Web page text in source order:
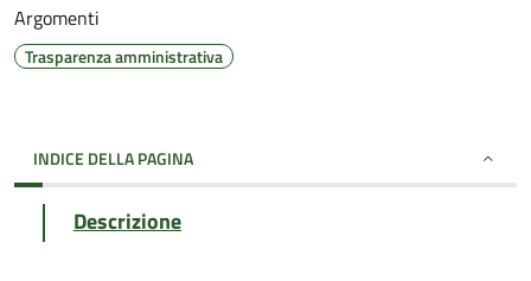
Argomenti
Trasparenza amministrativa
INDICE DELLA PAGINA
Descrizione